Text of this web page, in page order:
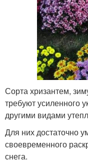
Сорта хризантем,
требуют усиленного
другими видами
Для них достаточно
своевременного
снега.